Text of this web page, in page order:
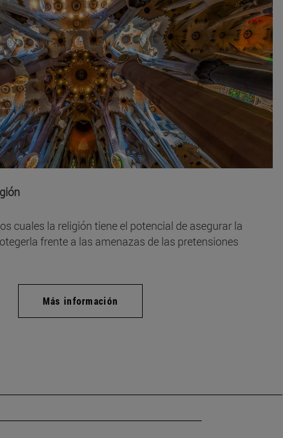
cuales la religión tiene el potencial de asegurar la
frente a las amenazas de las pretensiones
Más información